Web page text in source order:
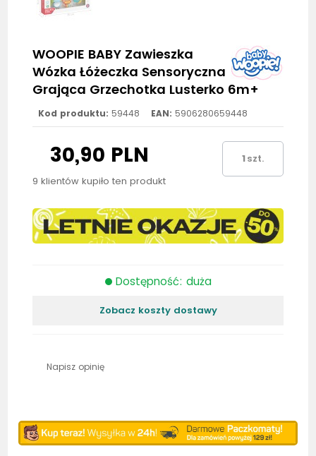
WOOPIE BABY Zawieszka
Wózka Łóżeczka Sensoryczna
Grająca Grzechotka Lusterko 6m+
Kod produktu: 59448 EAN: 5906280659448
30,90 PLN
9 klientów kupiło ten produkt
szt.
Dostępność: duża
Zobacz koszty dostawy
Napisz opinię